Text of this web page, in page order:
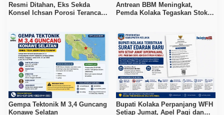
Resmi Ditahan, Eks Sekda
Konsel Ichsan Porosi Terancam
Antrean BBM Meningkat,
Pemda Kolaka Tegaskan Stok
Gempa Tektonik M 3,4 Guncang
Konawe Selatan
Bupati Kolaka Perpanjang WFH
Setiap Jumat, Apel Pagi dan